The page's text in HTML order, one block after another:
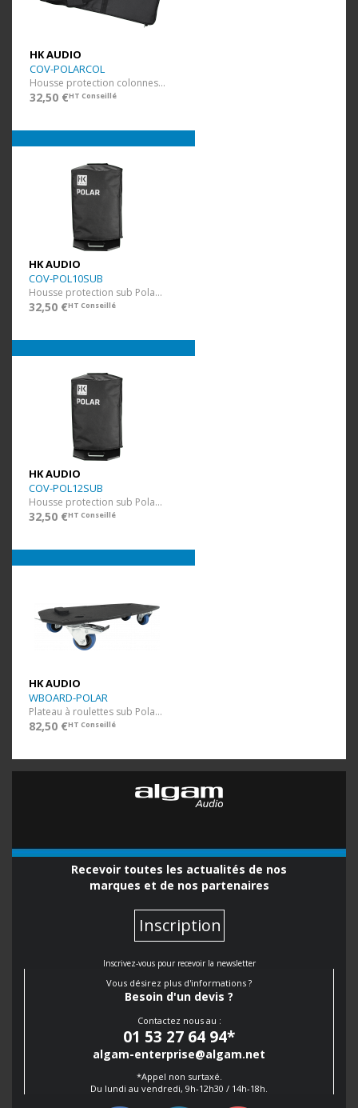
HK AUDIO
COV-POLARCOL
Housse protection colonnes Polar
32,50 €HT Conseillé
HK AUDIO
COV-POL10SUB
Housse protection sub Polar 10
32,50 €HT Conseillé
HK AUDIO
COV-POL12SUB
Housse protection sub Polar 12
32,50 €HT Conseillé
HK AUDIO
WBOARD-POLAR
Plateau à roulettes sub Polar 10/12
82,50 €HT Conseillé
Recevoir toutes les actualités de nos
marques et de nos partenaires
Inscription
Inscrivez-vous pour recevoir la newsletter
Vous désirez plus d'informations ?
Besoin d'un devis ?
Contactez nous au :
01 53 27 64 94*
algam-enterprise@algam.net
*Appel non surtaxé.
Du lundi au vendredi, 9h-12h30 / 14h-18h.